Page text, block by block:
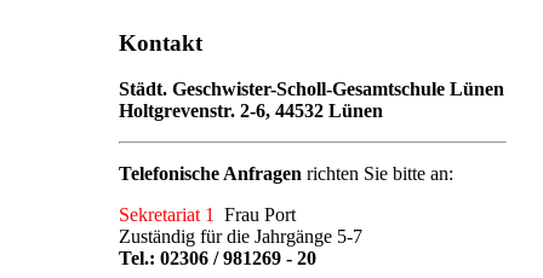
Kontakt
Städt. Geschwister-Scholl-Gesamtschule Lünen
Holtgrevenstr. 2-6, 44532 Lünen
Telefonische Anfragen richten Sie bitte an:
Sekretariat 1 Frau Port
Zuständig für die Jahrgänge 5-7
Tel.: 02306 / 981269 - 20